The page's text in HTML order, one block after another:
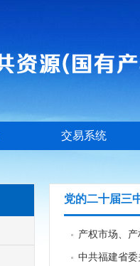
交易系统
党的二十届三
产权市场、
中共福建省